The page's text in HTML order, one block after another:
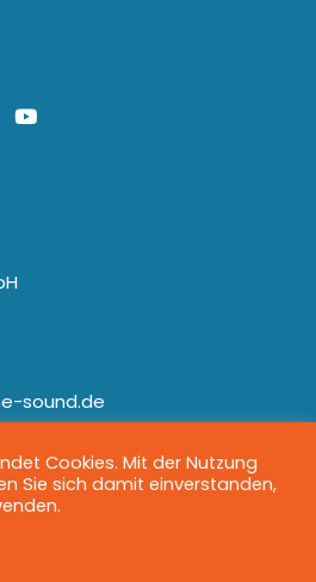
sound.de
Cookies. Mit der Nutzung
Sie sich damit einverstanden,